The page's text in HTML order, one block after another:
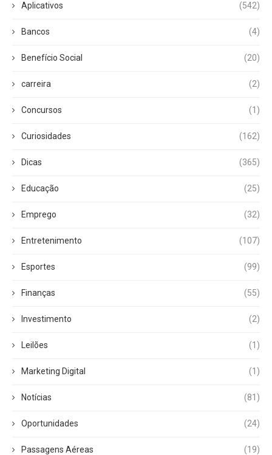
Aplicativos (542)
Bancos (4)
Benefício Social (20)
carreira (2)
Concursos (1)
Curiosidades (162)
Dicas (365)
Educação (25)
Emprego (32)
Entretenimento (107)
Esportes (99)
Finanças (55)
Investimento (2)
Leilões (1)
Marketing Digital (1)
Notícias (81)
Oportunidades (24)
Passagens Aéreas (19)